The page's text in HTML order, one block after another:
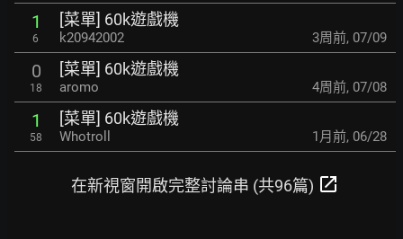
1
6
[菜單] 60k遊戲機
k20942002 3周前, 07/09
0
18
[菜單] 60k遊戲機
aromo 4周前, 07/08
1
58
[菜單] 60k遊戲機
Whotroll 1月前, 06/28
在新視窗開啟完整討論串 (共96篇) open_in_new